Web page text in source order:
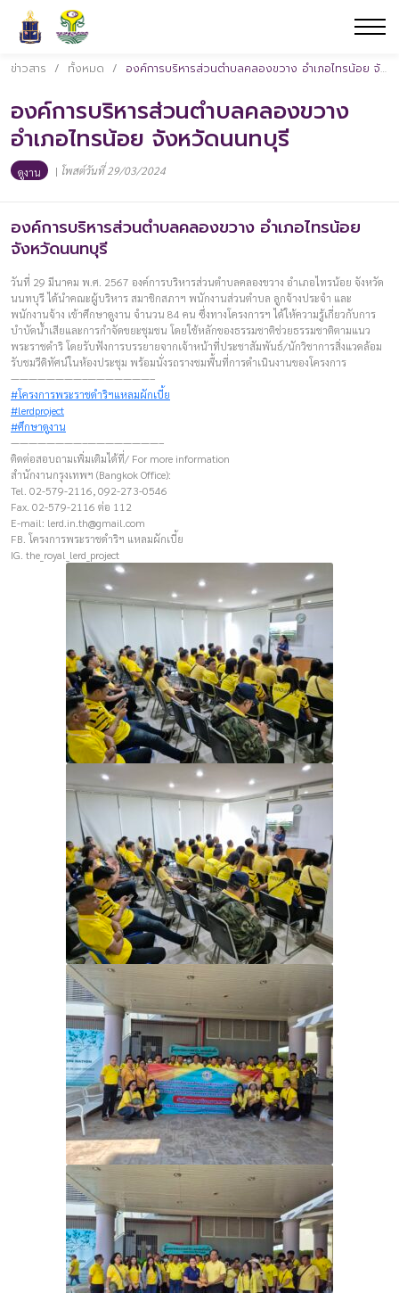
ข่าวสาร / ทั้งหมด / องค์การบริหารส่วนตำบลคลองขวาง อำเภอไทรน้อย จังหวัดนนทบุรี
องค์การบริหารส่วนตำบลคลองขวาง
อำเภอไทรน้อย จังหวัดนนทบุรี
ดูงาน | โพสต์วันที่ 29/03/2024
องค์การบริหารส่วนตำบลคลองขวาง อำเภอไทรน้อย
จังหวัดนนทบุรี
วันที่ 29 มีนาคม พ.ศ. 2567 องค์การบริหารส่วนตำบลคลองขวาง อำเภอไทรน้อย จังหวัด
นนทบุรี ได้นำคณะผู้บริหาร สมาชิกสภาฯ พนักงานส่วนตำบล ลูกจ้างประจำ และ
พนักงานจ้าง เข้าศึกษาดูงาน จำนวน 84 คน ซึ่งทางโครงการฯ ได้ให้ความรู้เกี่ยวกับการ
บำบัดน้ำเสียและการกำจัดขยะชุมชน โดยใช้หลักของธรรมชาติช่วยธรรมชาติตามแนว
พระราชดำริ โดยรับฟังการบรรยายจากเจ้าหน้าที่ประชาสัมพันธ์/นักวิชาการสิ่งแวดล้อม
รับชมวีดิทัศน์ในห้องประชุม พร้อมนั่งรถรางชมพื้นที่การดำเนินงานของโครงการ
————————–———————–
#โครงการพระราชดำริฯแหลมผักเบี้ย
#lerdproject
#ศึกษาดูงาน
————————–————————–
ติดต่อสอบถามเพิ่มเติมได้ที่/ For more information
สำนักงานกรุงเทพฯ (Bangkok Office):
Tel. 02-579-2116, 092-273-0546
Fax. 02-579-2116 ต่อ 112
E-mail: lerd.in.th@gmail.com
FB. โครงการพระราชดำริฯ แหลมผักเบี้ย
IG. the_royal_lerd_project